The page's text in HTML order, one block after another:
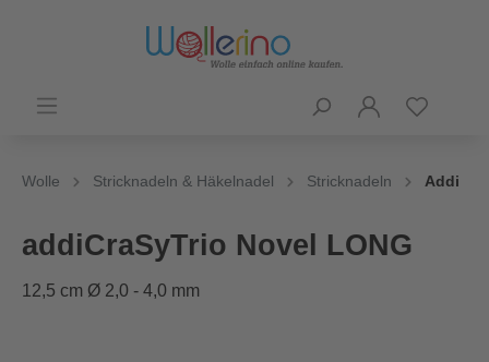
Wolle Stricknadeln & Häkelnadel Stricknadeln Addi
addiCraSyTrio Novel LONG
12,5 cm Ø 2,0 - 4,0 mm